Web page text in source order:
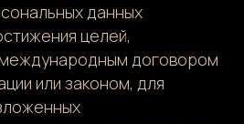
данных
целей,
договором
или законом, для